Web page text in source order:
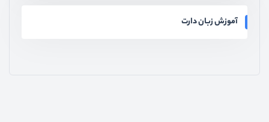
آموزش زبان دارت